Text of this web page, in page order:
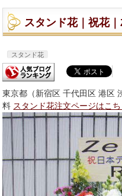
スタンド花｜祝花
スタンド花
東京都（新宿区 千代田区 港区
料 スタンド花注文ページはこち